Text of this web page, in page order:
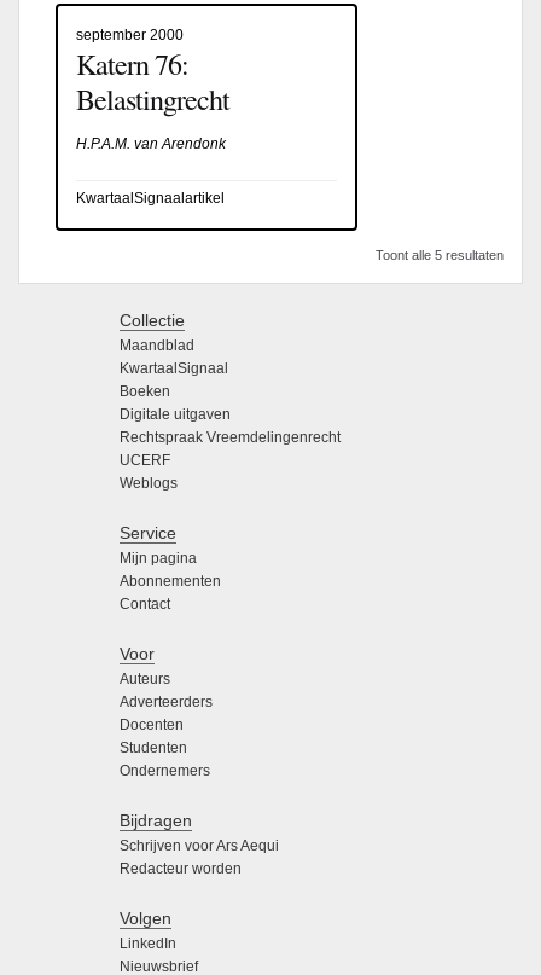
september 2000
Katern 76:
Belastingrecht
H.P.A.M. van Arendonk
KwartaalSignaalartikel
Toont alle 5 resultaten
Collectie
Maandblad
KwartaalSignaal
Boeken
Digitale uitgaven
Rechtspraak Vreemdelingenrecht
UCERF
Weblogs
Service
Mijn pagina
Abonnementen
Contact
Voor
Auteurs
Adverteerders
Docenten
Studenten
Ondernemers
Bijdragen
Schrijven voor Ars Aequi
Redacteur worden
Volgen
LinkedIn
Nieuwsbrief